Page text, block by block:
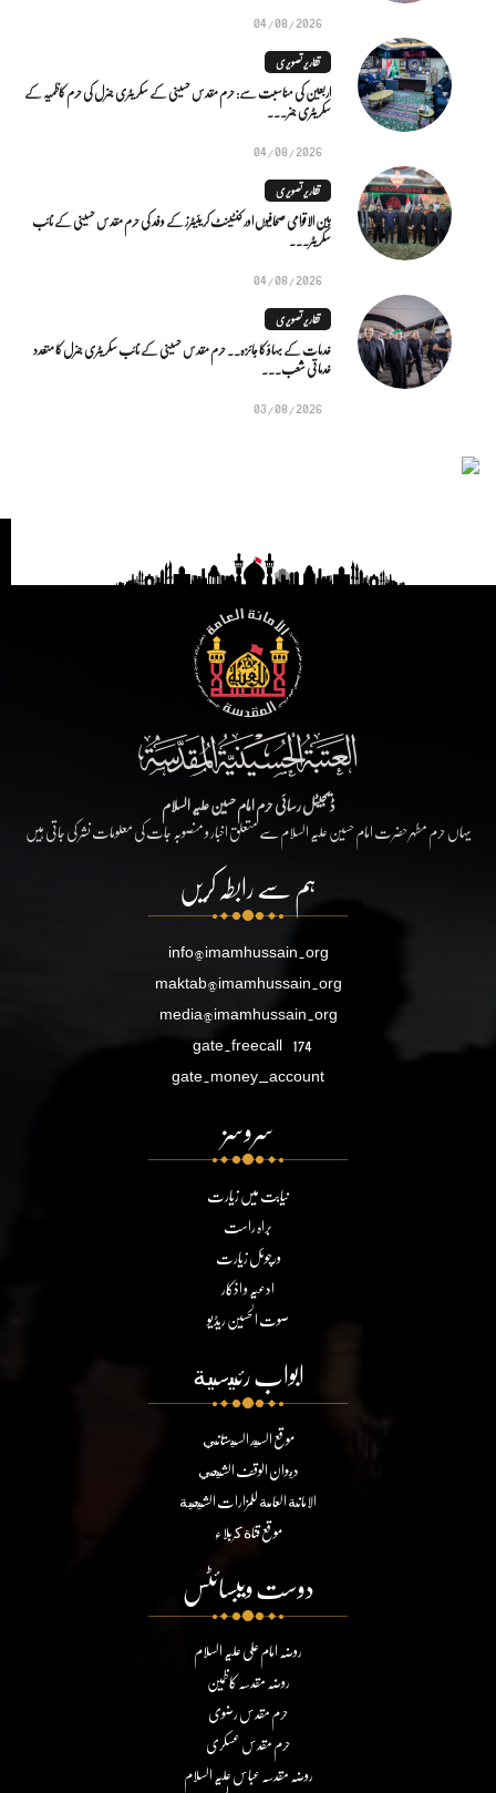
04/08/2026
تقاریر تصویری
اربعین کی مناسبت سے: حرم مقدس حسینی کے سکریٹری جنرل کی حرم کاظمیہ کے
سکریٹری جنر...
04/08/2026
تقاریر تصویری
بین الاقوامی صحافیوں اور کنٹینٹ کریئیٹرز کے وفد کی حرم مقدس حسینی کے نائب
سکریٹر...
04/08/2026
تقاریر تصویری
خدمات کے بہاؤ کا جائزہ.. حرم مقدس حسینی کے نائب سکریٹری جنرل کا متعدد
خدماتی شعب...
03/08/2026
ڈیجیٹل رسائی حرم امام حسین علیہ السلام
یہاں حرم مطہر حضرت امام حسین علیہ السلام سے متعلق اخبار و منصوبہ جات کی معلومات نشر کی جاتی ہیں
ہم سے رابطہ کریں
info@imamhussain.org
maktab@imamhussain.org
media@imamhussain.org
gate.freecall 174
gate.money_account
سروسز
نیابت میں زیارت
براہ راست
ورچوئل زیارت
ادعیہ و اذکار
صوت الحسین ریڈیو
ابواب رئيسية
موقع السيد السيستاني
ديوان الوقف الشيعي
الامانة العامة للمزارات الشيعية
موقع قناة كربلاء
دوست ویبسائٹس
روضہ امام علی علیہ السلام
روضہ مقدسہ کاظمین
حرم مقدس رضوی
حرم مقدس عسکری
روضہ مقدسہ عباس علیہ السلام